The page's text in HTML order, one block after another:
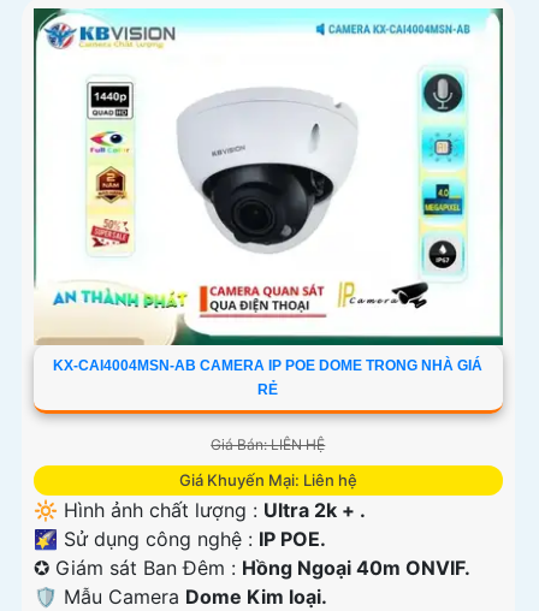
KX-CAI4004MSN-AB CAMERA IP POE DOME TRONG NHÀ GIÁ
RẺ
Giá Bán: LIÊN HỆ
Giá Khuyến Mại: Liên hệ
🔆 Hình ảnh chất lượng : Ultra 2k + .
🌠 Sử dụng công nghệ : IP POE.
✪ Giám sát Ban Đêm : Hồng Ngoại 40m ONVIF.
🛡 Mẫu Camera Dome Kim loại.